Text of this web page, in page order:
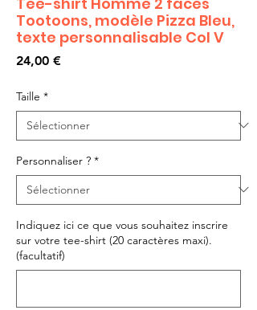
Tootoons, modèle Pizza Bleu,
texte personnalisable Col V
24,00 €Prix
Taille *
Personnaliser ? *
Indiquez ici ce que vous souhaitez inscrire
sur votre tee-shirt (20 caractères maxi).
(facultatif)